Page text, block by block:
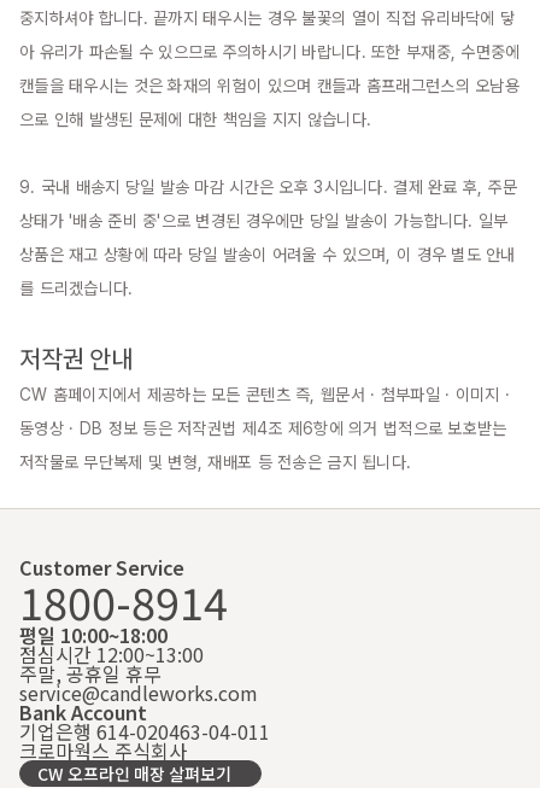
중지하셔야 합니다. 끝까지 태우시는 경우 불꽃의 열이 직접 유리바닥에 닿
아 유리가 파손될 수 있으므로 주의하시기 바랍니다. 또한 부재중, 수면중에
캔들을 태우시는 것은 화재의 위험이 있으며 캔들과 홈프래그런스의 오남용
으로 인해 발생된 문제에 대한 책임을 지지 않습니다.
9. 국내 배송지 당일 발송 마감 시간은 오후 3시입니다. 결제 완료 후, 주문
상태가 '배송 준비 중'으로 변경된 경우에만 당일 발송이 가능합니다. 일부
상품은 재고 상황에 따라 당일 발송이 어려울 수 있으며, 이 경우 별도 안내
를 드리겠습니다.
저작권 안내
CW 홈페이지에서 제공하는 모든 콘텐츠 즉, 웹문서 · 첨부파일 · 이미지 ·
동영상 · DB 정보 등은 저작권법 제4조 제6항에 의거 법적으로 보호받는
저작물로 무단복제 및 변형, 재배포 등 전송은 금지 됩니다.
Customer Service
1800-8914
평일 10:00~18:00
점심시간 12:00~13:00
주말, 공휴일 휴무
service@candleworks.com
Bank Account
기업은행 614-020463-04-011
크로마웍스 주식회사
CW 오프라인 매장 살펴보기